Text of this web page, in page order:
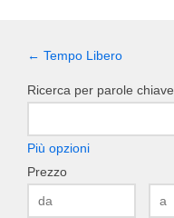
← Tempo Libero
Ricerca per parole chiave
Più opzioni
Prezzo